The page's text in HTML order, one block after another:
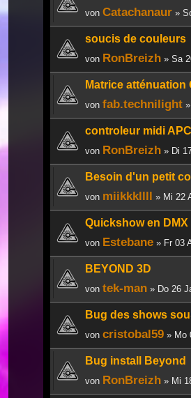
von Catachanaur »
soucis de couleurs
von RonBreizh » Sa
Matrice atténuation
von fab.technilight
controleur midi
von RonBreizh » Di
Besoin d'un petit
von miikkkllll » Mi 22
Quickshow en DMX
von Estebane » Fr 03
BEYOND 3D
von tek-man » Do 26
Bug des shows
von cristobal59 » Mo
Bug install Beyond
von RonBreizh » Mi